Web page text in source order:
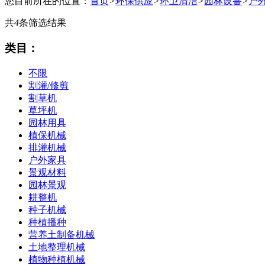
共4条筛选结果
类目：
不限
割灌/修剪
割草机
草坪机
园林用具
植保机械
排灌机械
户外家具
景观材料
园林景观
耕整机
种子机械
种植播种
营养土制备机械
土地整理机械
植物种植机械